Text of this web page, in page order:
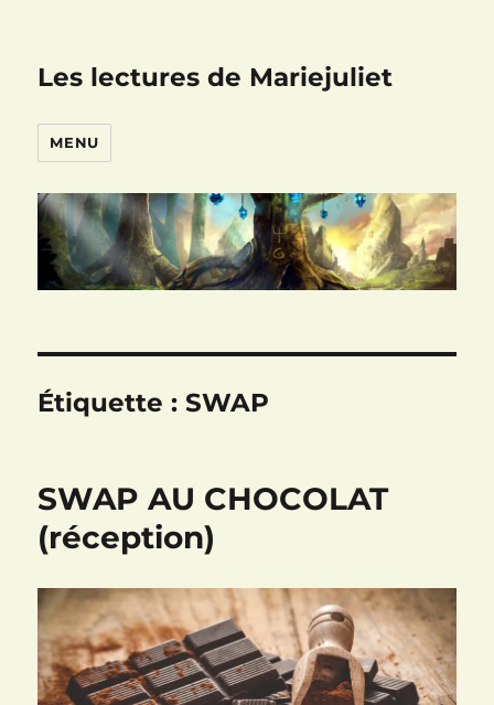
Les lectures de Mariejuliet
MENU
Étiquette :SWAP
SWAP AU CHOCOLAT
(réception)